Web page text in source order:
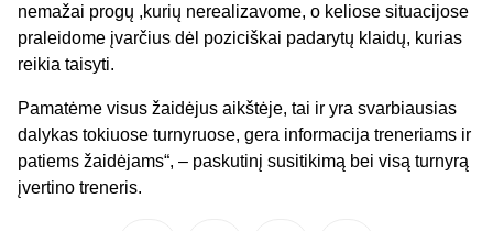
nemažai progų ,kurių nerealizavome, o keliose situacijose
praleidome įvarčius dėl poziciškai padarytų klaidų, kurias
reikia taisyti.
Pamatėme visus žaidėjus aikštėje, tai ir yra svarbiausias
dalykas tokiuose turnyruose, gera informacija treneriams ir
patiems žaidėjams“, – paskutinį susitikimą bei visą turnyrą
įvertino treneris.